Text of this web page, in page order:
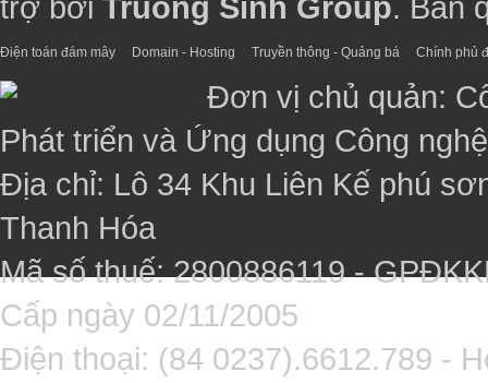
Điện toán đám mây Domain - Hosting Truyền thông - Quảng bá Chính phủ
Đơn vị chủ quản:
Phát triển và Ứng dụng Công
Địa chỉ: Lô 34 Khu Liên Kế phú
Thanh Hóa
Mã số thuế: 2800886119 -
Cấp ngày 02/11/2005
Điện thoại: (84 0237).6612.789 -